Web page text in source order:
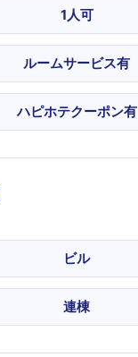
1人可
ルームサービス有
ハピホテクーポン有
ビル
連棟